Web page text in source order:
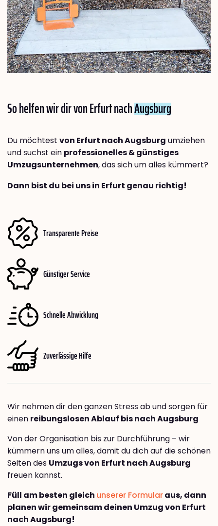
So helfen wir dir von Erfurt nachAugsburg
Du möchtest von Erfurt nach Augsburg umziehen
und suchst ein professionelles & günstiges
Umzugsunternehmen, das sich um alles kümmert?
Dann bist du bei uns in Erfurt genau richtig!
Transparente Preise
Günstiger Service
Schnelle Abwicklung
Zuverlässige Hilfe
Wir nehmen dir den ganzen Stress ab und sorgen für
einen reibungslosen Ablauf bis nach Augsburg
Von der Organisation bis zur Durchführung – wir
kümmern uns um alles, damit du dich auf die schönen
Seiten des Umzugs von Erfurt nach Augsburg
freuen kannst.
Füll am besten gleich unserer Formularaus, dann
planen wir gemeinsam deinen Umzug von Erfurt
nach Augsburg!